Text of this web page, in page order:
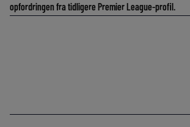
opfordringen fra tidligere Premier League-profil.